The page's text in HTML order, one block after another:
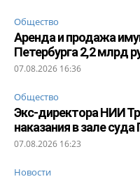
Общество
Аренда и продажа
Петербурга 2,2 млрд
07.08.2026 16:36
Общество
Экс-директора НИИ
наказания в зале суда
07.08.2026 16:23
Новости